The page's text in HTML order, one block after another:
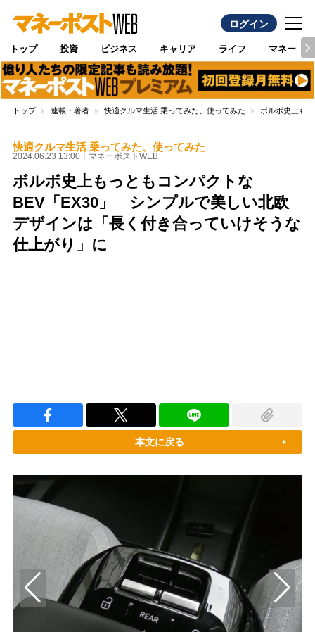
ログイン
トップ 投資 ビジネス キャリア ライフ マネー
トップ 連載・著者 快適クルマ生活 乗ってみた、使ってみた ボルボ史上も
快適クルマ生活 乗ってみた、使ってみた
2024.06.23 13:00 マネーポストWEB
ボルボ史上もっともコンパクトな
BEV「EX30」 シンプルで美しい北欧
デザインは「長く付き合っていけそうな
仕上がり」に
本文に戻る